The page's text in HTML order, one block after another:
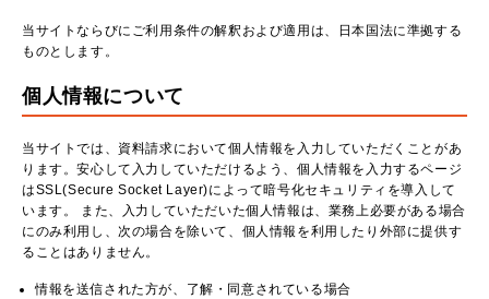
当サイトならびにご利用条件の解釈および適用は、日本国法に準拠する
ものとします。
個人情報について
当サイトでは、資料請求において個人情報を入力していただくことがあ
ります。安心して入力していただけるよう、個人情報を入力するページ
はSSL(Secure Socket Layer)によって暗号化セキュリティを導入して
います。 また、入力していただいた個人情報は、業務上必要がある場合
にのみ利用し、次の場合を除いて、個人情報を利用したり外部に提供す
ることはありません。
情報を送信された方が、了解・同意されている場合